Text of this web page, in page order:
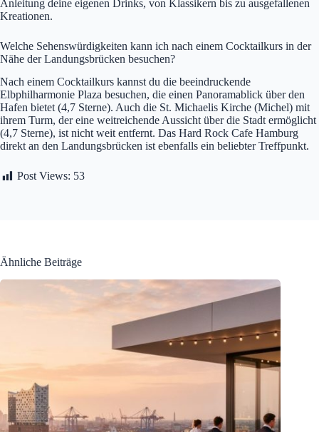
Anleitung deine eigenen Drinks, von Klassikern bis zu ausgefallenen
Kreationen.
Welche Sehenswürdigkeiten kann ich nach einem Cocktailkurs in der
Nähe der Landungsbrücken besuchen?
Nach einem Cocktailkurs kannst du die beeindruckende
Elbphilharmonie Plaza besuchen, die einen Panoramablick über den
Hafen bietet (4,7 Sterne). Auch die St. Michaelis Kirche (Michel) mit
ihrem Turm, der eine weitreichende Aussicht über die Stadt ermöglicht
(4,7 Sterne), ist nicht weit entfernt. Das Hard Rock Cafe Hamburg
direkt an den Landungsbrücken ist ebenfalls ein beliebter Treffpunkt.
Post Views: 53
Ähnliche Beiträge